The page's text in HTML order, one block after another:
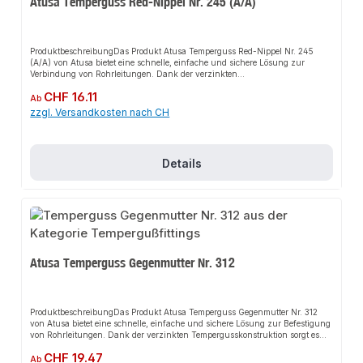
ProduktbeschreibungDas Produkt Atusa Temperguss Red-Nippel Nr. 245
(A/A) von Atusa bietet eine schnelle, einfache und sichere Lösung zur
Verbindung von Rohrleitungen. Dank der verzinkten
an verschiedene Installationsbereiche an. Das robuste Design und die
einfache Montage machen dieses Produkt zu einer zuverlässigen Wahl für
jede Installation. Es ist besonders geeignet für den Einsatz in
löschleitungenBewässerungenGas- und
Produkte für den Anschluss.
Regulärer Preis:
Ab CHF 16.11
zzgl. Versandkosten nach CH
Details
Atusa Temperguss Gegenmutter Nr. 312
ProduktbeschreibungDas Produkt Atusa Temperguss Gegenmutter Nr. 312
von Atusa bietet eine schnelle, einfache und sichere Lösung zur Befestigung
von Rohrleitungen. Dank der verzinkten Tempergusskonstruktion sorgt es
Installationsbereiche an. Das robuste Design und die einfache Montage
Regulärer Preis:
Ab CHF 19.47